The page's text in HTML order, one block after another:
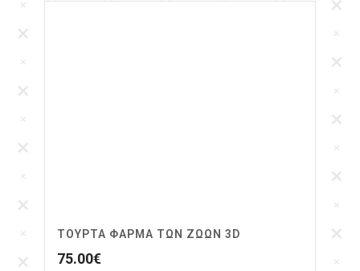
ΤΟΥΡΤΑ ΦΆΡΜΑ ΤΩΝ ΖΏΩΝ 3D
75.00€